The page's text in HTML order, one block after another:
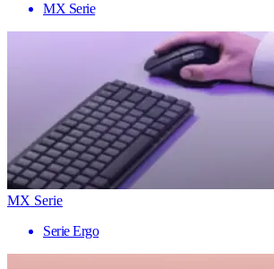
MX Serie
MX Serie
Serie Ergo